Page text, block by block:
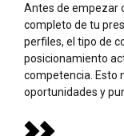
Antes de empezar
completo de tu
perfiles, el tipo de
posicionamiento
competencia. Esto
oportunidades y